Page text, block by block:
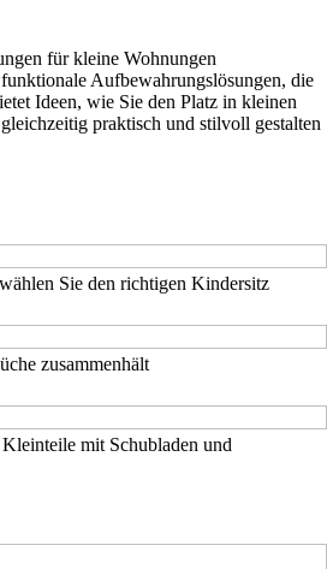
für kleine Wohnungen
Aufbewahrungslösungen, die
Ideen, wie Sie den Platz in kleinen
praktisch und stilvoll gestalten
Sie den richtigen Kindersitz
zusammenhält
mit Schubladen und